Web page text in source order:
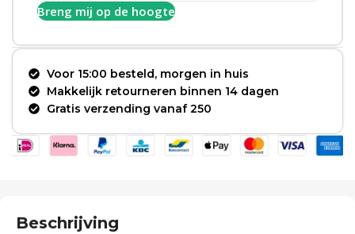
Breng mij op de hoogte
Voor 15:00 besteld, morgen in huis
Makkelijk retourneren binnen 14 dagen
Gratis verzending vanaf 250
Beschrijving